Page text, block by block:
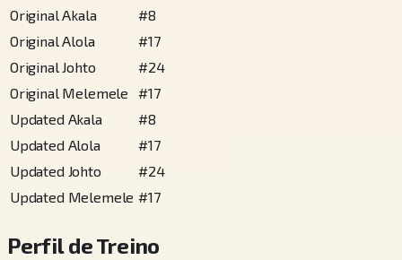
Original Akala #8
Original Alola
#17
Original Johto
#24
Original Melemele
#17
Updated Akala
#8
Updated Alola
#17
Updated Johto
#24
Updated Melemele #17
Perfil de Treino